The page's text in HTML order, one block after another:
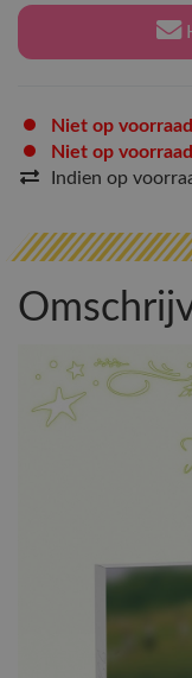
Niet op voorraad
Niet op voorraad
Indien op